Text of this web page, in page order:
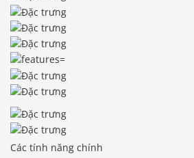
Các tính năng chính